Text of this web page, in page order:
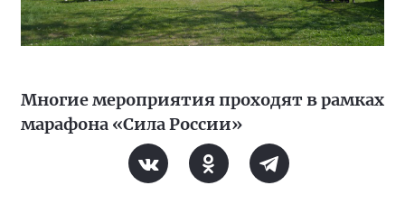
Многие мероприятия проходят в рамках
марафона «Сила России»